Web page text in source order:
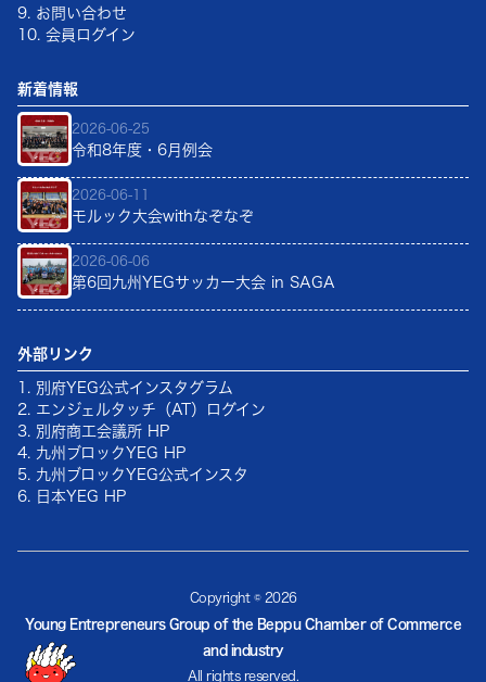
9. お問い合わせ
10. 会員ログイン
新着情報
2026-06-25
令和8年度・6月例会
2026-06-11
モルック大会withなぞなぞ
2026-06-06
第6回九州YEGサッカー大会 in SAGA
外部リンク
1. 別府YEG公式インスタグラム
2. エンジェルタッチ（AT）ログイン
3. 別府商工会議所 HP
4. 九州ブロックYEG HP
5. 九州ブロックYEG公式インスタ
6. 日本YEG HP
Copyright © 2026
Young Entrepreneurs Group of the Beppu Chamber of Commerce
and industry
All rights reserved.